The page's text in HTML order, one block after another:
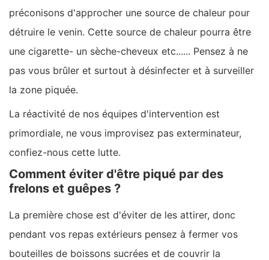
préconisons d'approcher une source de chaleur pour
détruire le venin. Cette source de chaleur pourra être
une cigarette- un sèche-cheveux etc...... Pensez à ne
pas vous brûler et surtout à désinfecter et à surveiller
la zone piquée.
La réactivité de nos équipes d'intervention est
primordiale, ne vous improvisez pas exterminateur,
confiez-nous cette lutte.
Comment éviter d'être piqué par des
frelons et guêpes ?
La première chose est d'éviter de les attirer, donc
pendant vos repas extérieurs pensez à fermer vos
bouteilles de boissons sucrées et de couvrir la